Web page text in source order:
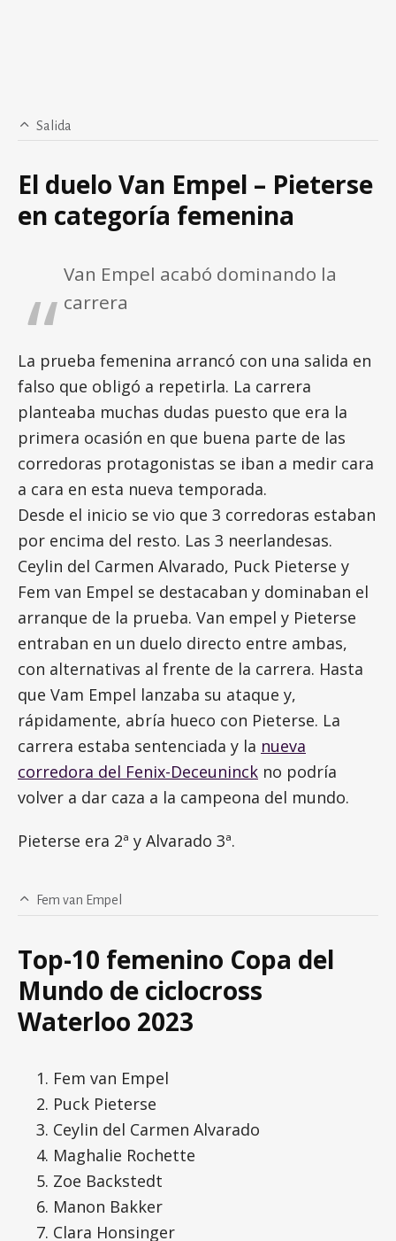
Salida
El duelo Van Empel – Pieterse
en categoría femenina
Van Empel acabó dominando la
carrera
La prueba femenina arrancó con una salida en
falso que obligó a repetirla. La carrera
planteaba muchas dudas puesto que era la
primera ocasión en que buena parte de las
corredoras protagonistas se iban a medir cara
a cara en esta nueva temporada.
Desde el inicio se vio que 3 corredoras estaban
por encima del resto. Las 3 neerlandesas.
Ceylin del Carmen Alvarado, Puck Pieterse y
Fem van Empel se destacaban y dominaban el
arranque de la prueba. Van empel y Pieterse
entraban en un duelo directo entre ambas,
con alternativas al frente de la carrera. Hasta
que Vam Empel lanzaba su ataque y,
rápidamente, abría hueco con Pieterse. La
carrera estaba sentenciada y la nueva
corredora del Fenix-Deceuninck no podría
volver a dar caza a la campeona del mundo.
Pieterse era 2ª y Alvarado 3ª.
Fem van Empel
Top-10 femenino Copa del
Mundo de ciclocross
Waterloo 2023
Fem van Empel
Puck Pieterse
Ceylin del Carmen Alvarado
Maghalie Rochette
Zoe Backstedt
Manon Bakker
Clara Honsinger